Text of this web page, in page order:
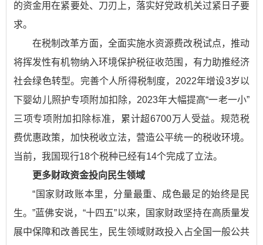
的资金用在紧要处、刀刃上，落实好党政机关过紧日子要
求。
在税制改革方面，全面实施水资源费改税试点，推动
将挥发性有机物纳入环境保护税征收范围，有力助推经济
社会绿色转型。完善个人所得税制度，2022年增设3岁以
下婴幼儿照护专项附加扣除，2023年大幅提高“一老一小”
三项专项附加扣除标准，累计超6700万人受益。规范税
费优惠政策，加快税收立法，营造公平统一的税收环境。
当前，我国现行18个税种已经有14个完成了立法。
更多财政资金投向民生领域
“国家财政账本里，分量最重、成色最足的始终是民
生。”蓝佛安说，“十四五”以来，国家财政坚持在高质量发
展中保障和改善民生，民生领域财政投入占全国一般公共